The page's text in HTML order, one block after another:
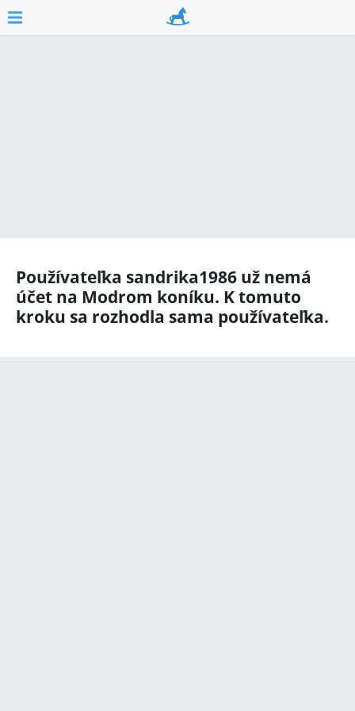
Používateľka sandrika1986 už nemá
účet na Modrom koníku. K tomuto
kroku sa rozhodla sama používateľka.